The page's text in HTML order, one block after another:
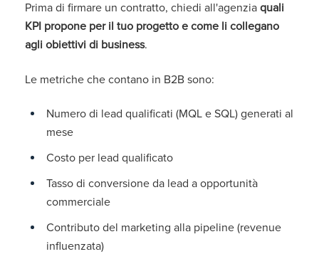
Prima di firmare un contratto, chiedi all'agenzia quali
KPI propone per il tuo progetto e come li collegano
agli obiettivi di business.
Le metriche che contano in B2B sono:
Numero di lead qualificati (MQL e SQL) generati al
mese
Costo per lead qualificato
Tasso di conversione da lead a opportunità
commerciale
Contributo del marketing alla pipeline (revenue
influenzata)